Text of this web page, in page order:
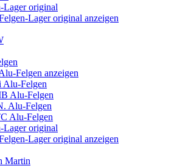
Lager original
Lager original anzeigen
Felgen anzeigen
Alu-Felgen
Alu-Felgen
Alu-Felgen
Alu-Felgen
Lager original
Lager original anzeigen
Martin